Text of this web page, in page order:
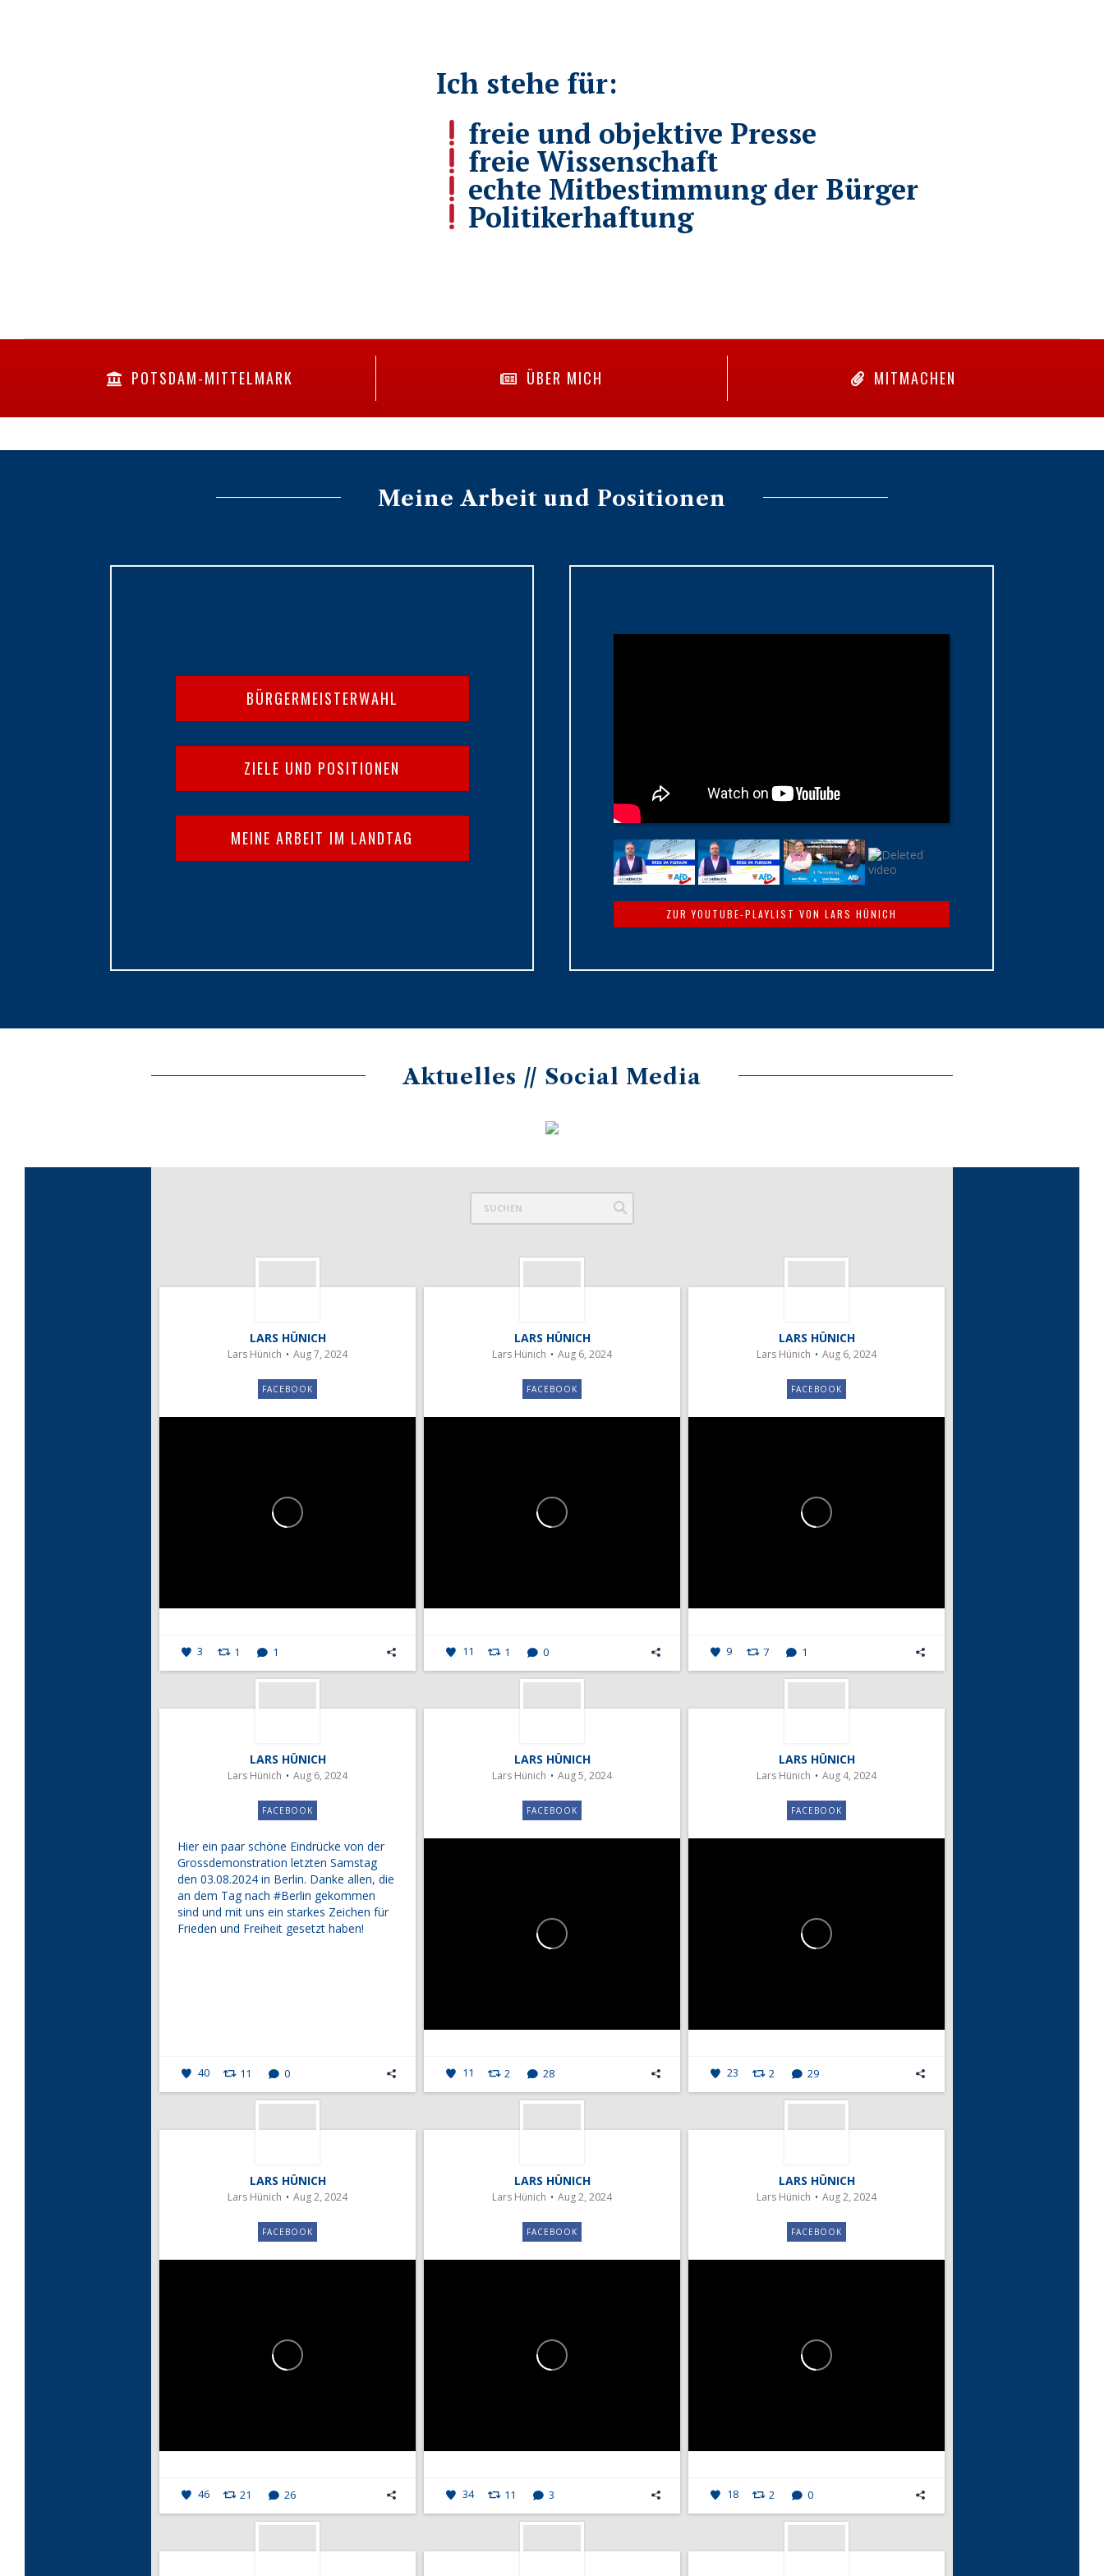
Ich stehe für:
freie und objektive Presse
freie Wissenschaft
echte Mitbestimmung der Bürger
Politikerhaftung
POTSDAM-MITTELMARK ÜBER MICH MITMACHEN
Meine Arbeit und Positionen
BÜRGERMEISTERWAHL
ZIELE UND POSITIONEN
MEINE ARBEIT IM LANDTAG
ZUR YOUTUBE-PLAYLIST VON LARS HÜNICH
Aktuelles // Social Media
LARS HÜNICH
Lars Hünich Aug 7, 2024
FACEBOOK
3 1 1
LARS HÜNICH
Lars Hünich Aug 6, 2024
FACEBOOK
11 1 0
LARS HÜNICH
Lars Hünich Aug 6, 2024
FACEBOOK
9 7 1
LARS HÜNICH
Lars Hünich Aug 6, 2024
FACEBOOK
Hier ein paar schöne Eindrücke von der
Grossdemonstration letzten Samstag
den 03.08.2024 in Berlin. Danke allen, die
an dem Tag nach #Berlin gekommen
sind und mit uns ein starkes Zeichen für
Frieden und Freiheit gesetzt haben!
40 11 0
LARS HÜNICH
Lars Hünich Aug 5, 2024
FACEBOOK
11 2 28
LARS HÜNICH
Lars Hünich Aug 4, 2024
FACEBOOK
23 2 29
LARS HÜNICH
Lars Hünich Aug 2, 2024
FACEBOOK
46 21 26
LARS HÜNICH
Lars Hünich Aug 2, 2024
FACEBOOK
34 11 3
LARS HÜNICH
Lars Hünich Aug 2, 2024
FACEBOOK
18 2 0